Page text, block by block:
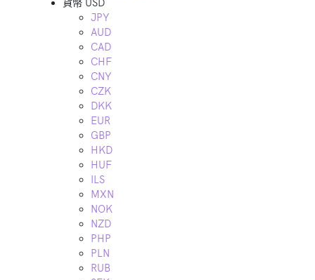
貨幣 USD
JPY
AUD
CAD
CHF
CNY
CZK
DKK
EUR
GBP
HKD
HUF
ILS
MXN
NOK
NZD
PHP
PLN
RUB